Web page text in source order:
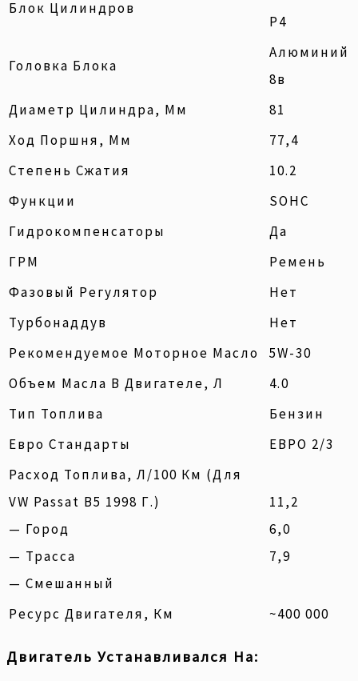
Блок Цилиндров
Р4
Головка Блока
Алюминий
8в
Диаметр Цилиндра, Мм
81
Ход Поршня, Мм
77,4
Степень Сжатия
10.2
Функции
SOHC
Гидрокомпенсаторы
Да
ГРМ
Ремень
Фазовый Регулятор
Нет
Турбонаддув
Нет
Рекомендуемое Моторное Масло
5W-30
Объем Масла В Двигателе, Л
4.0
Тип Топлива
Бензин
Евро Стандарты
ЕВРО 2/3
Расход Топлива, Л/100 Км (для
VW Passat B5 1998 Г.)
— Город
— Трасса
— Смешанный
11,2
6,0
7,9
Ресурс Двигателя, Км ~400 000
Двигатель Устанавливался На: